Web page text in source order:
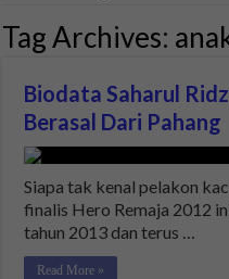
Tag Archives:
Biodata Saharul
Berasal Dari Pahang
Siapa tak kenal pelakon
finalis Hero Remaja 2012
tahun 2013 dan terus …
Read More »